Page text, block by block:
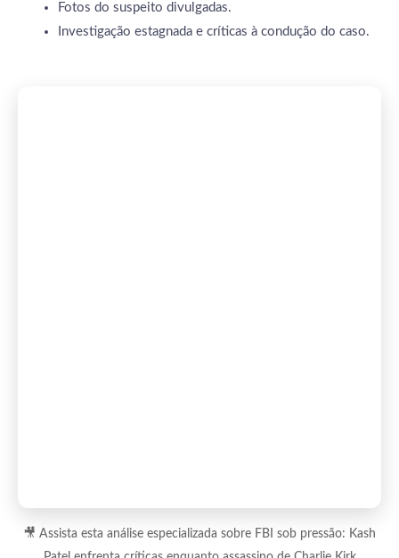
Fotos do suspeito divulgadas.
Investigação estagnada e críticas à condução do caso.
🎥 Assista esta análise especializada sobre FBI sob pressão: Kash